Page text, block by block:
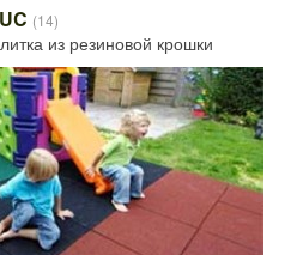
(14)
из резиновой крошки